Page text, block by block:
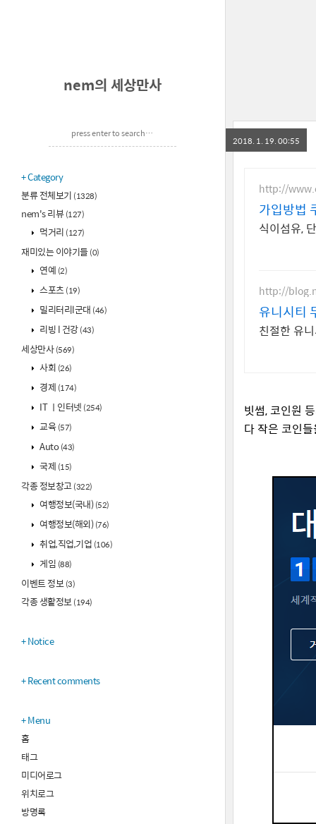
nem의 세상만사
Category
분류 전체보기 (1328)
nem's 리뷰(127)
먹거리 (127)
재미있는 이야기들(0)
연예 (2)
스포츠(19)
밀리터리l군대 (46)
리빙 l 건강(43)
세상만사(569)
사회 (26)
경제 (174)
IT ㅣ인터넷 (254)
교육(57)
Auto(43)
국제 (15)
각종 정보창고(322)
여행정보(국내)(52)
여행정보(해외)(76)
취업,직업,기업 (106)
게임 (88)
이벤트 정보(3)
각종 생활정보(194)
Notice
Recent comments
Menu
홈
태그
미디어로그
위치로그
방명록
2018. 1. 19. 00:55
http://
가입방법
식이섬유,
http://
유니시티
친절한 유
빗썸, 코인원
다 작은 코인